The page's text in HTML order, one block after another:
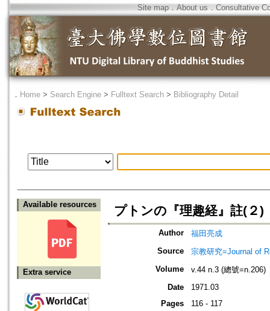
Site map．About us ． Consultative
． Home > Search Engine > Fulltext Search > Bibliography Detail
Available resources
Extra service
プトンの『理趣経』註(２)
Author
福田亮成
Source
宗教研究=Journal of
Volume
v.44 n.3 (總號=n.206)
Date
1971.03
Pages
116 - 117